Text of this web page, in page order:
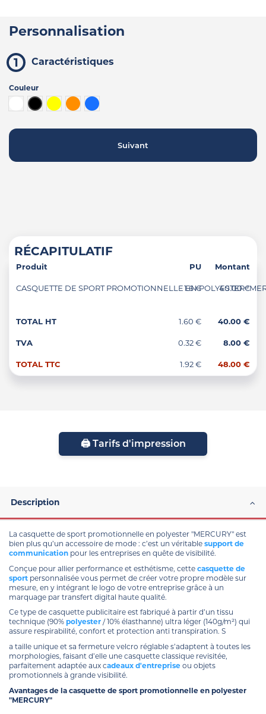
Personnalisation
Caractéristiques
Couleur
Blanc
Noir Jaune OrangeBleu
Suivant
RÉCAPITULATIF
Produit PU Montant
CASQUETTE DE SPORT PROMOTIONNELLE EN POLYESTER
1.6 € 40.00 €
TOTAL HT 1.60 € 40.00 €
TVA 0.32 € 8.00 €
TOTAL TTC 1.92 € 48.00 €
🖨️ Tarifs d'impression
Description
La casquette de sport promotionnelle en polyester "MERCURY" est
bien plus qu’un accessoire de mode : c’est un véritable support de
communication pour les entreprises en quête de visibilité.
Conçue pour allier performance et esthétisme, cette casquette de
sport personnalisée vous permet de créer votre propre modèle sur
mesure, en y intégrant le logo de votre entreprise grâce à un
marquage par transfert digital haute qualité.
Ce type de casquette publicitaire est fabriqué à partir d’un tissu
technique (90% polyester / 10% élasthanne) ultra léger (140g/m²) qui
assure respirabilité, confort et protection anti transpiration. S
a taille unique et sa fermeture velcro réglable s’adaptent à toutes les
morphologies, faisant d’elle une casquette classique revisitée,
parfaitement adaptée aux cadeaux d'entreprise ou objets
promotionnels à grande visibilité.
Avantages de la casquette de sport promotionnelle en polyester
"MERCURY"